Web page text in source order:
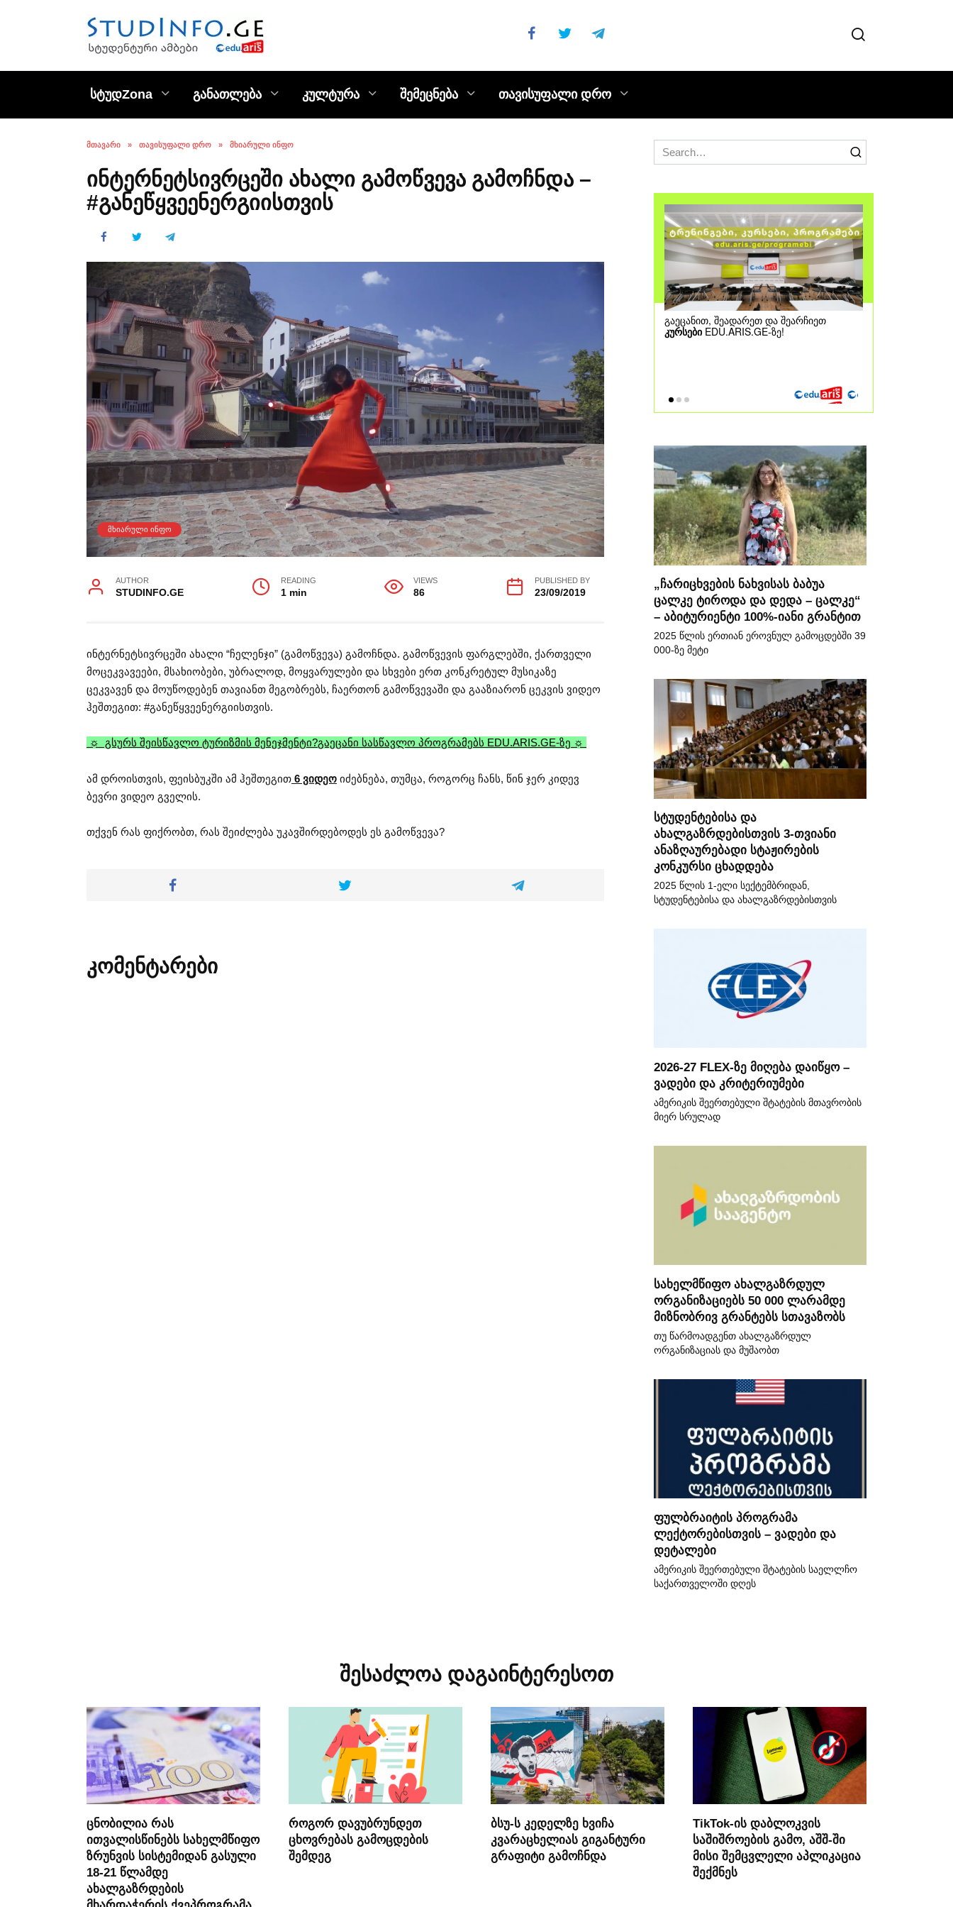
სტუდZona განათლება კულტურა შემეცნება თავისუფალი დრო
ᲛᲗᲐᲕᲐᲠᲘ » ᲗᲐᲕᲘᲡᲣᲤᲐᲚᲘ ᲓᲠᲝ » ᲛᲮᲘᲐᲠᲣᲚᲘ ᲘᲜᲤᲝ
ინტერნეტსივრცეში ახალი გამოწვევა გამოჩნდა –
#განეწყვეენერგიისთვის
ᲛᲮᲘᲐᲠᲣᲚᲘ ᲘᲜᲤᲝ
AUTHOR
STUDINFO.GE
READING
1 min
VIEWS
86
PUBLISHED BY
23/09/2019
ინტერნეტსივრცეში ახალი “ჩელენჯი” (გამოწვევა) გამოჩნდა. გამოწვევის ფარგლებში, ქართველი
მოცეკვავეები, მსახიობები, უბრალოდ, მოყვარულები და სხვები ერთ კონკრეტულ მუსიკაზე
ცეკვავენ და მოუწოდებენ თავიანთ მეგობრებს, ჩაერთონ გამოწვევაში და გააზიარონ ცეკვის ვიდეო
ჰეშთეგით: #განეწყვეენერგიისთვის.
☼ გსურს შეისწავლო ტურიზმის მენეჯმენტი?გაეცანი სასწავლო პროგრამებს EDU.ARIS.GE-ზე ☼
ამ დროისთვის, ფეისბუკში ამ ჰეშთეგით 6 ვიდეო იძებნება, თუმცა, როგორც ჩანს, წინ ჯერ კიდევ
ბევრი ვიდეო გველის.
თქვენ რას ფიქრობთ, რას შეიძლება უკავშირდებოდეს ეს გამოწვევა?
კომენტარები
Search
for:
„ჩარიცხვების ნახვისას ბაბუა
ცალკე ტიროდა და დედა – ცალკე“
– აბიტურიენტი 100%-იანი გრანტით
2025 წლის ერთიან ეროვნულ გამოცდებში 39
000-ზე მეტი
სტუდენტებისა და
ახალგაზრდებისთვის 3-თვიანი
ანაზღაურებადი სტაჟირების
კონკურსი ცხადდება
2025 წლის 1-ელი სექტემბრიდან,
სტუდენტებისა და ახალგაზრდებისთვის
2026-27 FLEX-ზე მიღება დაიწყო –
ვადები და კრიტერიუმები
ამერიკის შეერთებული შტატების მთავრობის
მიერ სრულად
სახელმწიფო ახალგაზრდულ
ორგანიზაციებს 50 000 ლარამდე
მიზნობრივ გრანტებს სთავაზობს
თუ წარმოადგენთ ახალგაზრდულ
ორგანიზაციას და მუშაობთ
ფულბრაიტის პროგრამა
ლექტორებისთვის – ვადები და
დეტალები
ამერიკის შეერთებული შტატების საელლჩო
საქართველოში დღეს
შესაძლოა დაგაინტერესოთ
ცნობილია რას
ითვალისწინებს სახელმწიფო
ზრუნვის სისტემიდან გასული
18-21 წლამდე
ახალგაზრდების
როგორ დავუბრუნდეთ
ცხოვრებას გამოცდების
შემდეგ
ბსუ-ს კედელზე ხვიჩა
კვარაცხელიას გიგანტური
გრაფიტი გამოჩნდა
TikTok-ის დაბლოკვის
საშიშროების გამო, აშშ-ში
მისი შემცვლელი აპლიკაცია
შექმნეს